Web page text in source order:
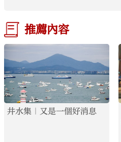
推薦內容
井水集｜又是一個好消息